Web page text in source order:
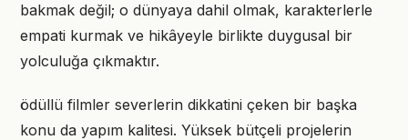
bakmak değil; o dünyaya dahil olmak, karakterlerle
empati kurmak ve hikâyeyle birlikte duygusal bir
yolculuğa çıkmaktır.
ödüllü filmler severlerin dikkatini çeken bir başka
konu da yapım kalitesi. Yüksek bütçeli projelerin